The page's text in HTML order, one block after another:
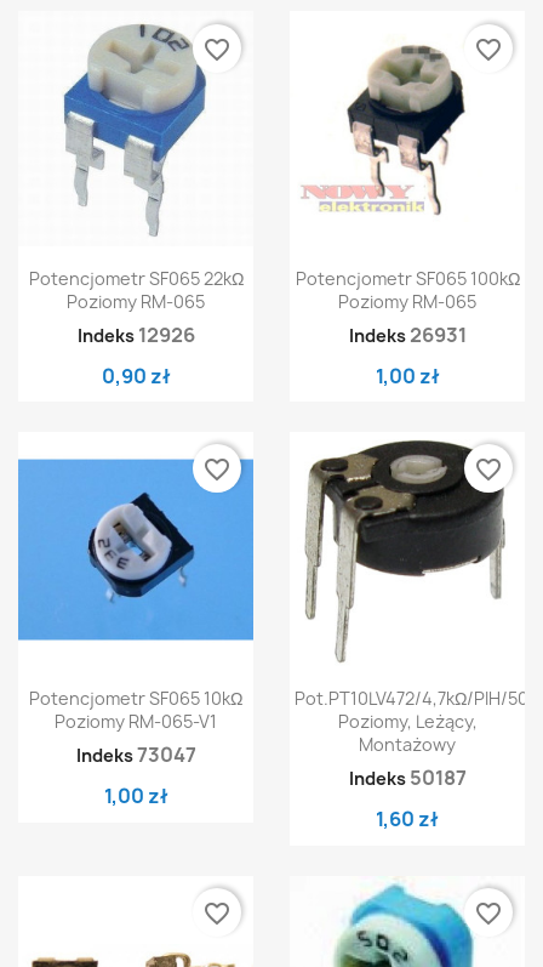
Potencjometr SF065 22kΩ
Poziomy RM-065
Indeks 12926
0,90 zł
favorite_border
Potencjometr SF065 100kΩ
Poziomy RM-065
Indeks 26931
1,00 zł
favorite_border
Potencjometr SF065 10kΩ
Poziomy RM-065-V1
Indeks73047
1,00 zł
favorite_border
Pot.PT10LV472/4,7kΩ/PIH/500
Poziomy, Leżący,
Montażowy
Indeks 50187
1,60 zł
favorite_border
favorite_border favorite_border